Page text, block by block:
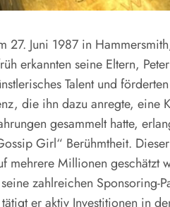
27. Juni 1987 in
erkannten seine Eltern,
Talent und
die ihn dazu anregte,
gesammelt hatte,
Girl“ Berühmtheit.
mehrere Millionen geschätzt
zahlreichen Sponsoring-
er aktiv Investitionen in